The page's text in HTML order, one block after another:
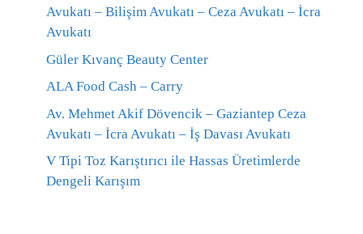
Avukatı – Bilişim Avukatı – Ceza Avukatı – İcra
Avukatı
Güler Kıvanç Beauty Center
ALA Food Cash – Carry
Av. Mehmet Akif Dövencik – Gaziantep Ceza
Avukatı – İcra Avukatı – İş Davası Avukatı
V Tipi Toz Karıştırıcı ile Hassas Üretimlerde
Dengeli Karışım